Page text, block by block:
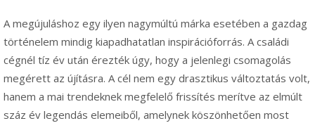
A megújuláshoz egy ilyen nagymúltú márka esetében a gazdag
történelem mindig kiapadhatatlan inspirációforrás. A családi
cégnél tíz év után érezték úgy, hogy a jelenlegi csomagolás
megérett az újításra. A cél nem egy drasztikus változtatás volt,
hanem a mai trendeknek megfelelő frissítés merítve az elmúlt
száz év legendás elemeiből, amelynek köszönhetően most